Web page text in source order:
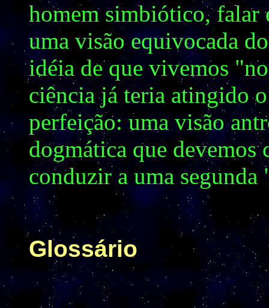
homem simbiótico, falar
uma visão equivocada
idéia de que vivemos
ciência já teria atingido
perfeição: uma visão
dogmática que devemos
conduzir a uma segunda
Glossário